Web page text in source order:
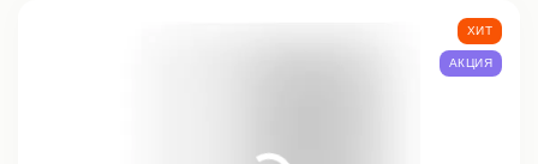
ХИТ
АКЦИЯ